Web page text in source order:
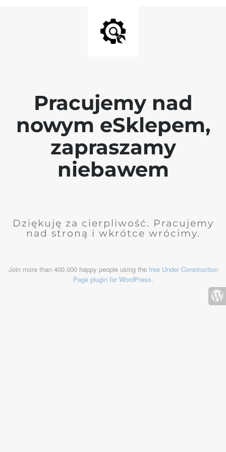
Pracujemy nad
nowym eSklepem,
zapraszamy
niebawem
Dziękuję za cierpliwość. Pracujemy
nad stroną i wkrótce wrócimy.
Join more than 400,000 happy people using the free Under Construction
Page plugin for WordPress.